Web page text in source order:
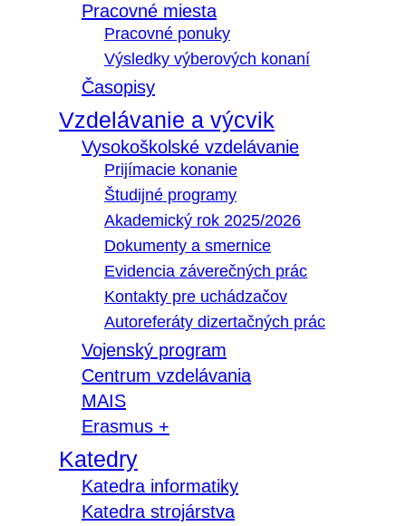
Pracovné miesta
Pracovné ponuky
Výsledky výberových konaní
Časopisy
Vzdelávanie a výcvik
Vysokoškolské vzdelávanie
Prijímacie konanie
Študijné programy
Akademický rok 2025/2026
Dokumenty a smernice
Evidencia záverečných prác
Kontakty pre uchádzačov
Autoreferáty dizertačných prác
Vojenský program
Centrum vzdelávania
MAIS
Erasmus +
Katedry
Katedra informatiky
Katedra strojárstva